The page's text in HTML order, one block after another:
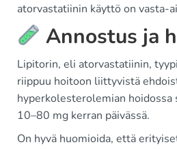
atorvastatiinin käyttö on vasta-
Annostus ja
Lipitorin, eli atorvastatiinin,
riippuu hoitoon liittyvistä
hyperkolesterolemian hoidossa
10–80 mg kerran päivässä.
On hyvä huomioida, että